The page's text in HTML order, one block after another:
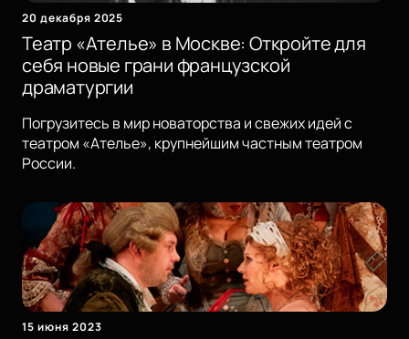
20 декабря 2025
Театр «Ателье» в Москве: Откройте для
себя новые грани французской
драматургии
Погрузитесь в мир новаторства и свежих идей с
театром «Ателье», крупнейшим частным театром
России.
15 июня 2023